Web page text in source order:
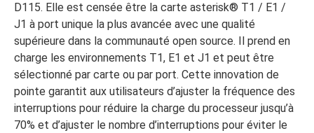
D115. Elle est censée être la carte asterisk® T1 / E1 /
J1 à port unique la plus avancée avec une qualité
supérieure dans la communauté open source. Il prend en
charge les environnements T1, E1 et J1 et peut être
sélectionné par carte ou par port. Cette innovation de
pointe garantit aux utilisateurs d’ajuster la fréquence des
interruptions pour réduire la charge du processeur jusqu’à
70% et d’ajuster le nombre d’interruptions pour éviter le